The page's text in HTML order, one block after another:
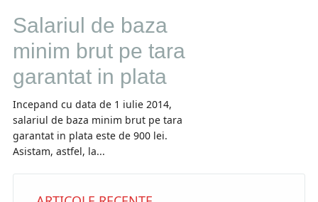
Salariul de baza
minim brut pe tara
garantat in plata
Incepand cu data de 1 iulie 2014,
salariul de baza minim brut pe tara
garantat in plata este de 900 lei.
Asistam, astfel, la...